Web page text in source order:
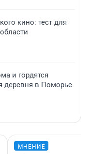
кино: тест для
и гордятся
деревня в Поморье
МНЕНИЕ